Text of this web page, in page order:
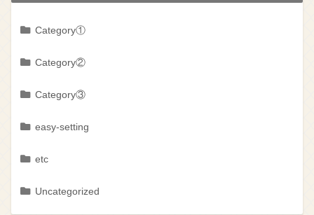
Category①
Category②
Category③
easy-setting
etc
Uncategorized